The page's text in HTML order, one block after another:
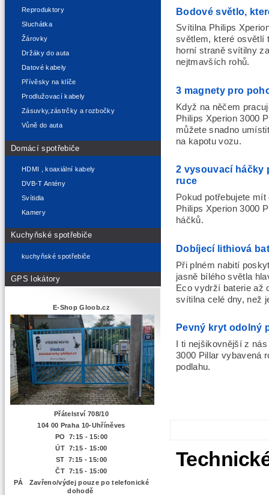
Reproduktory
Sluchátka
Žárovky
Držáky do auta
Datové kabely
Přívěsky na klíče
Prodlužovací kabely
Zásuvky,zástrčky a rozbočky
Vůně do auta
Domácí spotřebiče
HDMI , koaxiální kabely
DVB-T Antény
Svítidla
Kamery
Kuchyňské spotřebiče
kuchyňské spotřebiče
GPS lokátory
E-Shop Gloob.cz
Přátelství 708/10
104 00 Praha 10-Uhříněves
PO 7:15 - 15:00
ÚT 7:15 - 15:00
ST 7:15 - 15:00
ČT 7:15 - 15:00
PÁ Zavřeno/výdej pouze po telefonické
dohodě
Bodové světlo,
Svítilna Philips
světlem, které osvětlí
horní straně svítilny
nejtmavších rohů.
3 magnety pro
Když na něčem
Philips Xperion 3000
můžete snadno
na kapotu vozu.
2 vysouvací háčky
ruce
Pokud potřebujete
Philips Xperion 3000
háčků.
Dobíjecí lithiová
Při plném nabití
jasně bílého světla
Eco vydrží baterie až
svítilna celé dny, než
Pevný kryt odolný
I ti nejšikovnější z
3000 Pillar vybavená
podlahu.